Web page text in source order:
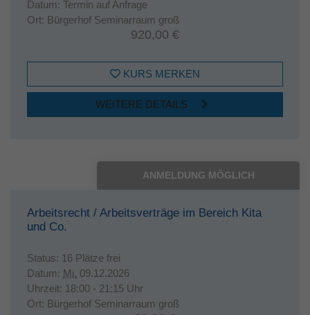
Datum: Termin auf Anfrage
Ort: Bürgerhof Seminarraum groß
920,00 €
KURS MERKEN
WEITERE DETAILS
ANMELDUNG MÖGLICH
Arbeitsrecht / Arbeitsverträge im Bereich Kita
und Co.
Status: 16 Plätze frei
Datum: Mi. 09.12.2026
Uhrzeit: 18:00 - 21:15 Uhr
Ort: Bürgerhof Seminarraum groß